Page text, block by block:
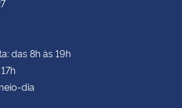
das 8h às 19h
dia